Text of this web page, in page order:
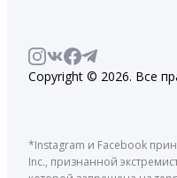
Copyright © 2026. Все
*Instagram и Facebook
Inc., признанной